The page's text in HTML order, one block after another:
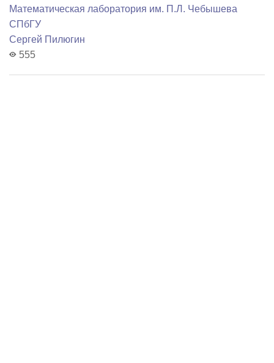
Математичеcкая лаборатория им. П.Л. Чебышева
СПбГУ
Сергей Пилюгин
555